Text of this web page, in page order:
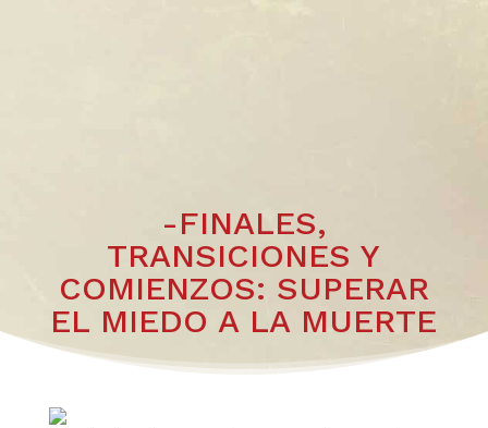
-FINALES,
TRANSICIONES Y
COMIENZOS: SUPERAR
EL MIEDO A LA MUERTE